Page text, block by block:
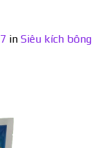
in Siêu kích bông